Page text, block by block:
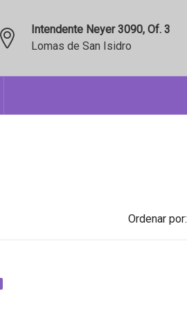
Intendente Neyer 3090, Of. 3
Lomas de San Isidro
Ordenar por: